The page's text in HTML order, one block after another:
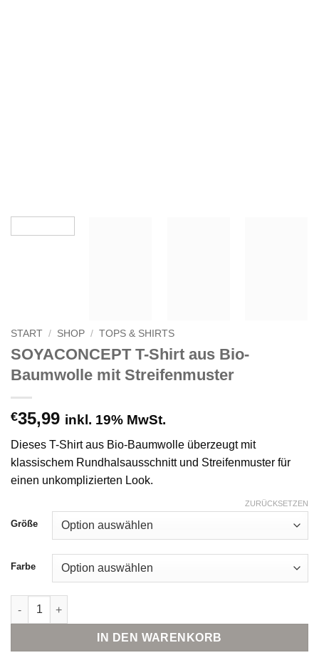
START / SHOP / TOPS & SHIRTS
SOYACONCEPT T-Shirt aus Bio-
Baumwolle mit Streifenmuster
€35,99 inkl. 19% MwSt.
Dieses T-Shirt aus Bio-Baumwolle überzeugt mit
klassischem Rundhalsausschnitt und Streifenmuster für
einen unkomplizierten Look.
Größe
Farbe
ZURÜCKSETZEN
SOYACONCEPT T-Shirt aus Bio-Baumwolle mit Streifenmuster
IN DEN WARENKORB